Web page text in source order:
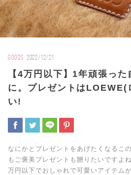
GOODS 2022/12/21
【4万円以下】1年頑張っ
に。プレゼントはLOEWE(
い!
なにかとプレゼントをあげたくなるこ
もご褒美プレゼントも贈りたいですよ
万円以下でおしゃれで可愛いアイテム